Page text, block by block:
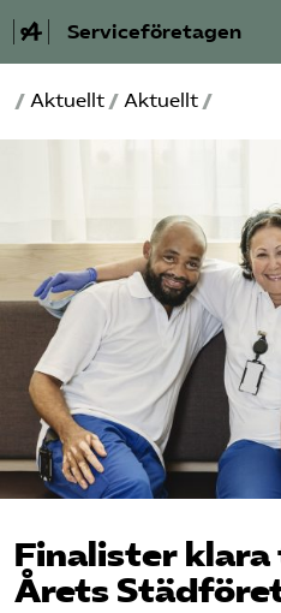
Serviceföretagen
Om Service­företagen
Medlemskap
Auktorisation
Våra frågor
SRY
Logga in på
/ Aktuellt / Aktuellt /
Finalister
Årets